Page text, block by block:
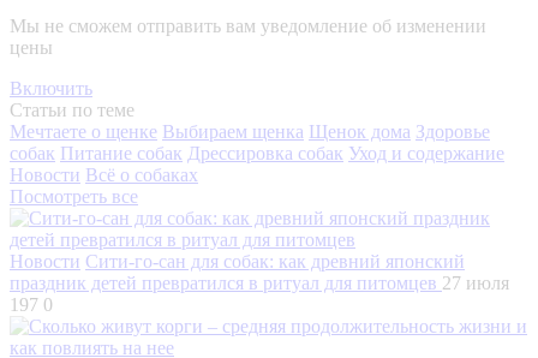
Мы не сможем отправить вам уведомление об изменении
цены
Включить
Статьи по теме
Мечтаете о щенке Выбираем щенка Щенок дома Здоровье
собак Питание собак Дрессировка собак Уход и содержание
Новости Всё о собаках
Посмотреть все
Новости Сити-го-сан для собак: как древний японский
праздник детей превратился в ритуал для питомцев 27 июля
197 0